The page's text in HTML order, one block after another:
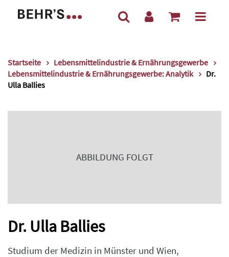
Startseite
Lebensmittelindustrie & Ernährungsgewerbe
Lebensmittelindustrie & Ernährungsgewerbe: Analytik
Dr.
Ulla Ballies
ABBILDUNG FOLGT
Dr. Ulla Ballies
Studium der Medizin in Münster und Wien,